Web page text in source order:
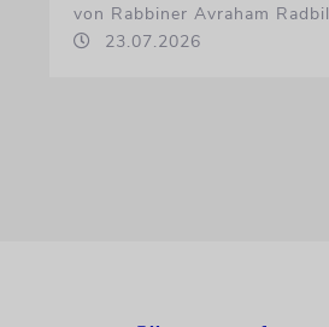
von Rabbiner Avraham Radbil
23.07.2026